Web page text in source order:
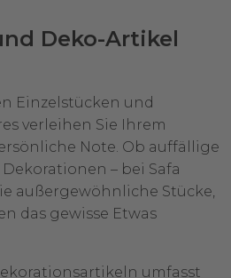
Deko-Artikel
Einzelstücken und
verleihen Sie Ihrem
Note. Ob auffällige
– bei Safa
außergewöhnliche Stücke,
das gewisse Etwas
umfasst